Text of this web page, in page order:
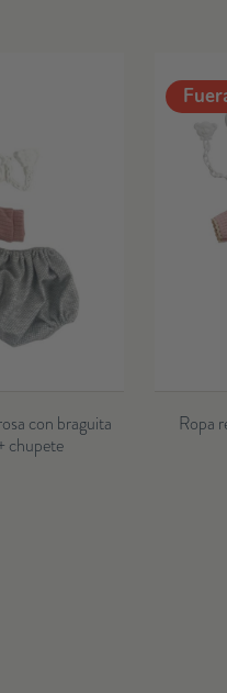
chupete y